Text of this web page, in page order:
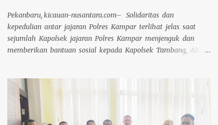
Pekanbaru, kicauan-nusantara.com– Solidaritas dan
kepedulian antar jajaran Polres Kampar terlihat jelas saat
sejumlah Kapolsek jajaran Polres Kampar menjenguk dan
memberikan bantuan sosial kepada Kapolsek Tambang, AKP
AKBP Mihardi menyampaikan bahwa Perwakilan Kapolsek
Jajaran Polres Kampar yang terdiri dari Iptu Irwan Fikri
(Kapolsek Kampar Kiri Hilir), Iptu Rekmusnita, S.H M.H
(Kapolsek Kampar), Iptu Rian Onel S.H M.H (Kapolsek